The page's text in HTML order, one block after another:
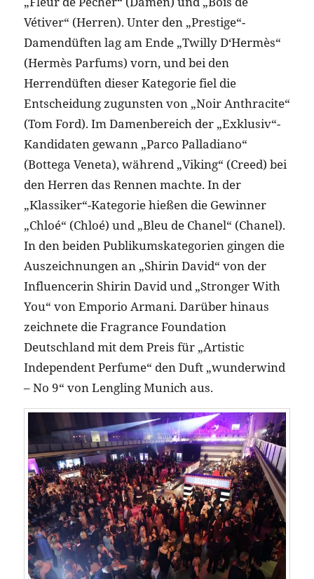
Vétiver“ (Herren). Unter den „Prestige“-
Damendüften lag am Ende „Twilly D‘Hermès“
(Hermès Parfums) vorn, und bei den
Herrendüften dieser Kategorie fiel die
Entscheidung zugunsten von „Noir Anthracite“
(Tom Ford). Im Damenbereich der „Exklusiv“-
Kandidaten gewann „Parco Palladiano“
(Bottega Veneta), während „Viking“ (Creed) bei
den Herren das Rennen machte. In der
„Klassiker“-Kategorie hießen die Gewinner
„Chloé“ (Chloé) und „Bleu de Chanel“ (Chanel).
In den beiden Publikumskategorien gingen die
Auszeichnungen an „Shirin David“ von der
Influencerin Shirin David und „Stronger With
You“ von Emporio Armani. Darüber hinaus
zeichnete die Fragrance Foundation
Deutschland mit dem Preis für „Artistic
Independent Perfume“ den Duft „wunderwind
– No 9“ von Lengling Munich aus.